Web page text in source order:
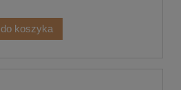
do koszyka